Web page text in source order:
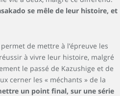
se mêle de leur histoire, et
de mettre à l’épreuve les
à vivre leur histoire, malgré
le passé de Kazushige et de
cerner les « méchants » de la
un point final, sur une série